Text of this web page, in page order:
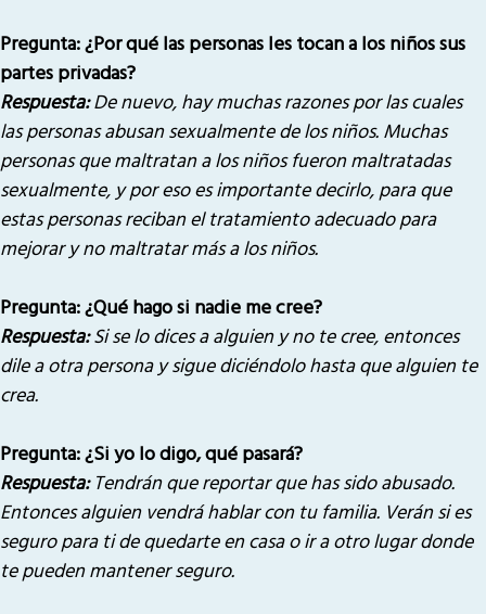
Pregunta: ¿Por qué las personas les tocan a los niños sus
partes privadas?
Respuesta: De nuevo, hay muchas razones por las cuales
las personas abusan sexualmente de los niños. Muchas
personas que maltratan a los niños fueron maltratadas
sexualmente, y por eso es importante decirlo, para que
estas personas reciban el tratamiento adecuado para
mejorar y no maltratar más a los niños.
Pregunta: ¿Qué hago si nadie me cree?
Respuesta:Si se lo dices a alguien y no te cree, entonces
dile a otra persona y sigue diciéndolo hasta que alguien te
crea.
Pregunta: ¿Si yo lo digo, qué pasará?
Respuesta: Tendrán que reportar que has sido abusado.
Entonces alguien vendrá hablar con tu familia. Verán si es
seguro para ti de quedarte en casa o ir a otro lugar donde
te pueden mantener seguro.